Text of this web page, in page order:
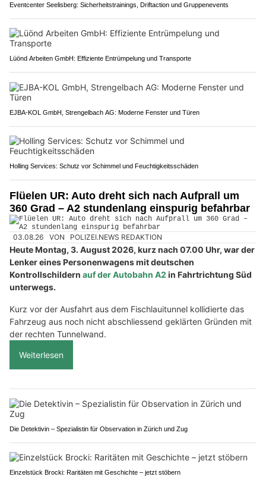
Eventcenter Seelisberg: Sicherheitstrainings, Driftaction und Gruppenevents
Lüönd Arbeiten GmbH: Effiziente Entrümpelung und Transporte
EJBA-KOL GmbH, Strengelbach AG: Moderne Fenster und Türen
Holling Services: Schutz vor Schimmel und Feuchtigkeitsschäden
Flüelen UR: Auto dreht sich nach Aufprall um
360 Grad – A2 stundenlang einspurig befahrbar
03.08.26 VON POLIZEI.NEWS REDAKTION
Heute Montag, 3. August 2026, kurz nach 07.00 Uhr, war der
Lenker eines Personenwagens mit deutschen
Kontrollschildern auf der Autobahn A2 in Fahrtrichtung Süd
unterwegs.
Kurz vor der Ausfahrt aus dem Fischlauitunnel kollidierte das
Fahrzeug aus noch nicht abschliessend geklärten Gründen mit
der rechten Tunnelwand.
Weiterlesen
Die Detektivin – Spezialistin für Observation in Zürich und Zug
Einzelstück Brocki: Raritäten mit Geschichte – jetzt stöbern